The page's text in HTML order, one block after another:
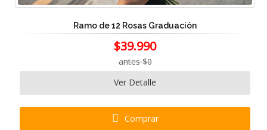
Ramo de 12 Rosas Graduación
$39.990
antes $0
Ver Detalle
Comprar